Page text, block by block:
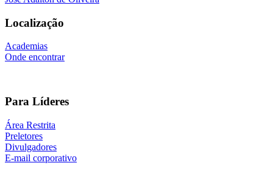
Localização
Academias
Onde encontrar
Para Líderes
Área Restrita
Preletores
Divulgadores
E-mail corporativo